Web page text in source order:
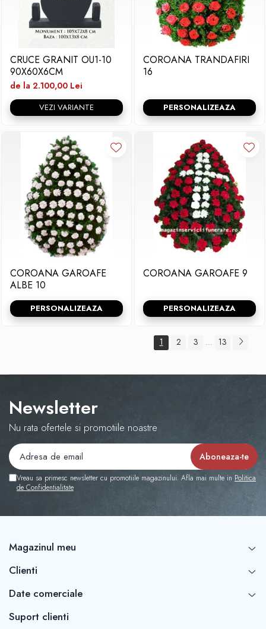
CRUCE GRANIT OU1-10
90X60X6CM
de la 2.100,00 Lei
VEZI VARIANTE
COROANA TRANDAFIRI
16
PERSONALIZEAZA
COROANA GAROAFE
ALBE 10
PERSONALIZEAZA
COROANA GAROAFE 9
PERSONALIZEAZA
1 2 3 ... 13
Newsletter
Nu rata ofertele si promotiile noastre
Vreau sa primesc newsletter cu promotiile magazinului. Afla mai multe in Politica
de Confidentialitate
Magazinul meu
Clienti
Date comerciale
Suport clienti